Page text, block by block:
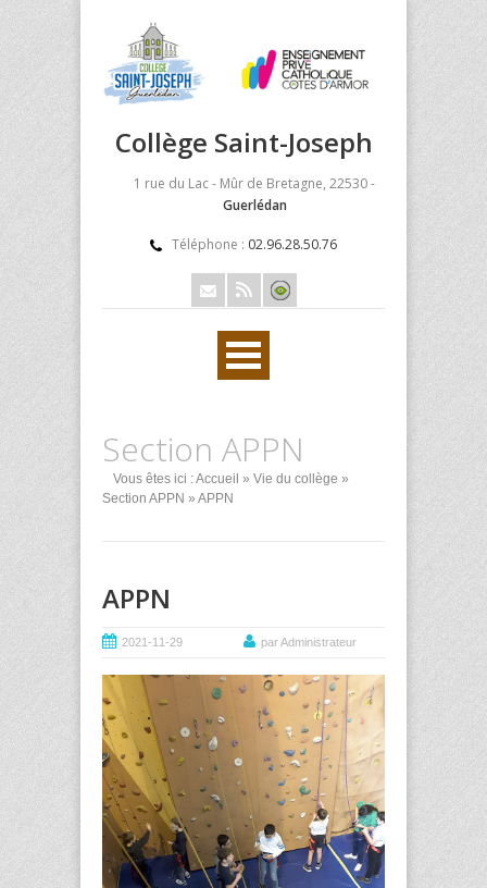
Collège Saint-Joseph
1 rue du Lac - Mûr de Bretagne, 22530 -
Guerlédan
Téléphone : 02.96.28.50.76
Section APPN
Vous êtes ici :Accueil » Vie du collège »
Section APPN » APPN
APPN
2021-11-29 par Administrateur